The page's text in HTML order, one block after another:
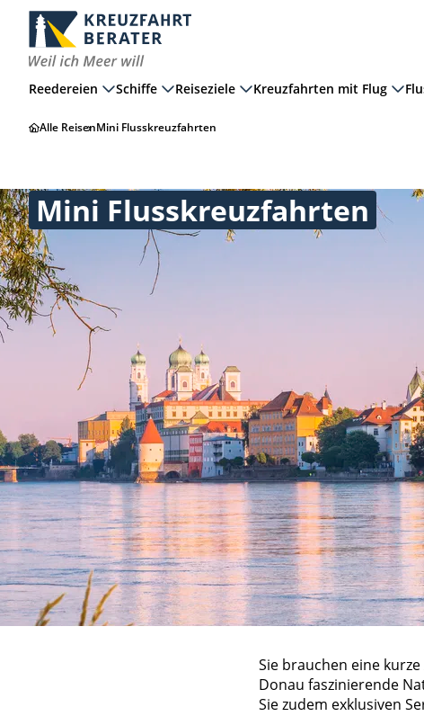
Reedereien Schiffe Reiseziele Kreuzfahrten mit Flug
Alle ReisenMini Flusskreuzfahrten
Mini Flusskreuzfahrten
Sie brauchen eine
Donau faszinierende
Sie zudem exklusiven